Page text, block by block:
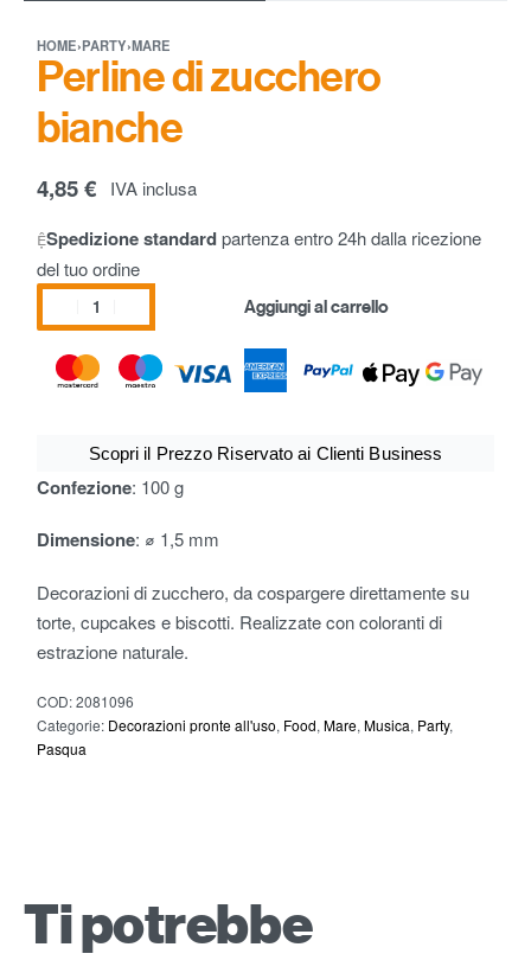
HOME›PARTY›MARE
Perline di zucchero
bianche
4,85€ IVA inclusa
Spedizione standardpartenza entro 24h dalla ricezione
del tuo ordine
Aggiungi al carrello
Scopri il Prezzo Riservato ai Clienti Business
Confezione: 100 g
Dimensione: ⌀ 1,5 mm
Decorazioni di zucchero, da cospargere direttamente su
torte, cupcakes e biscotti. Realizzate con coloranti di
estrazione naturale.
COD:2081096
Categorie: Decorazioni pronte all'uso, Food,Mare,Musica, Party,
Pasqua
Ti potrebbe